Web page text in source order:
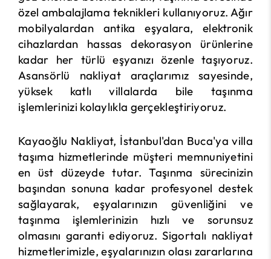
özel ambalajlama teknikleri kullanıyoruz. Ağır
mobilyalardan antika eşyalara, elektronik
cihazlardan hassas dekorasyon ürünlerine
kadar her türlü eşyanızı özenle taşıyoruz.
Asansörlü nakliyat araçlarımız sayesinde,
yüksek katlı villalarda bile taşınma
işlemlerinizi kolaylıkla gerçekleştiriyoruz.
Kayaoğlu Nakliyat, İstanbul'dan Buca'ya villa
taşıma hizmetlerinde müşteri memnuniyetini
en üst düzeyde tutar. Taşınma sürecinizin
başından sonuna kadar profesyonel destek
sağlayarak, eşyalarınızın güvenliğini ve
taşınma işlemlerinizin hızlı ve sorunsuz
olmasını garanti ediyoruz. Sigortalı nakliyat
hizmetlerimizle, eşyalarınızın olası zararlarına